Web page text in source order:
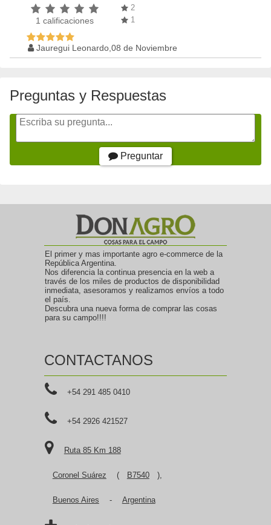
1 calificaciones
2
1
Jauregui Leonardo,08 de Noviembre
Preguntas y Respuestas
Preguntar
El primer y mas importante agro e-commerce de la
República Argentina.
Nos diferencia la continua presencia en la web a
través de los miles de productos de disponibilidad
inmediata, asesoramos y realizamos envíos a todo
el país.
Descubra una nueva forma de comprar las cosas
para su campo!!!!
CONTACTANOS
+54 291 485 0410
+54 2926 421527
Ruta 85 Km 188
Coronel Suárez ( B7540 ),
Buenos Aires - Argentina